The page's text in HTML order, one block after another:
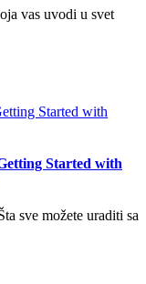
vas uvodi u svet
Started with
sve možete uraditi sa